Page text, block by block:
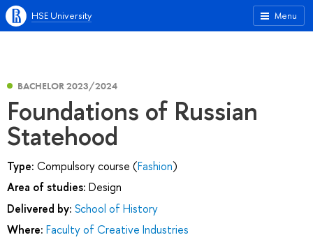
Menu
HSE University
BACHELOR 2023/2024
Foundations of Russian
Statehood
Type: Compulsory course (Fashion)
Area of studies: Design
Delivered by: School of History
Where: Faculty of Creative Industries